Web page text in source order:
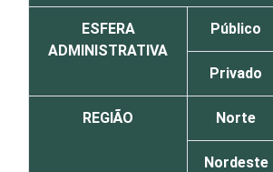
ESFERA
ADMINISTRATIVA
Público
Privado
REGIÃO Norte
Nordeste